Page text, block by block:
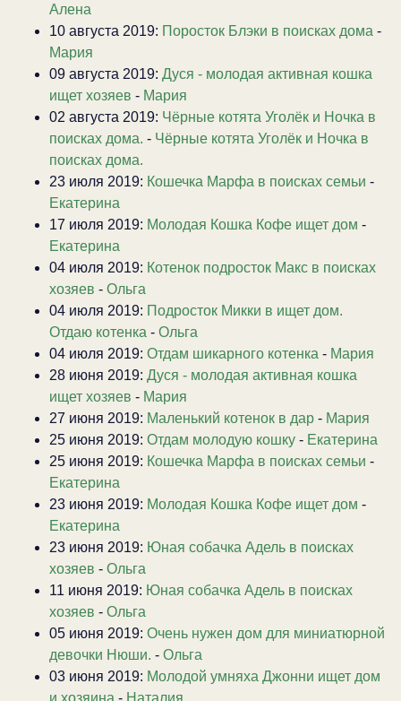
Алена
10 августа 2019: Поросток Блэки в поисках дома -
Мария
09 августа 2019: Дуся - молодая активная кошка
ищет хозяев - Мария
02 августа 2019: Чёрные котята Уголёк и Ночка в
поисках дома. - Чёрные котята Уголёк и Ночка в
поисках дома.
23 июля 2019: Кошечка Марфа в поисках семьи -
Екатерина
17 июля 2019: Молодая Кошка Кофе ищет дом -
Екатерина
04 июля 2019: Котенок подросток Макс в поисках
хозяев - Ольга
04 июля 2019: Подросток Микки в ищет дом.
Отдаю котенка - Ольга
04 июля 2019: Отдам шикарного котенка - Мария
28 июня 2019: Дуся - молодая активная кошка
ищет хозяев - Мария
27 июня 2019: Маленький котенок в дар - Мария
25 июня 2019: Отдам молодую кошку - Екатерина
25 июня 2019: Кошечка Марфа в поисках семьи -
Екатерина
23 июня 2019: Молодая Кошка Кофе ищет дом -
Екатерина
23 июня 2019: Юная собачка Адель в поисках
хозяев - Ольга
11 июня 2019: Юная собачка Адель в поисках
хозяев - Ольга
05 июня 2019: Очень нужен дом для миниатюрной
девочки Нюши. - Ольга
03 июня 2019: Молодой умняха Джонни ищет дом
и хозяина - Наталия